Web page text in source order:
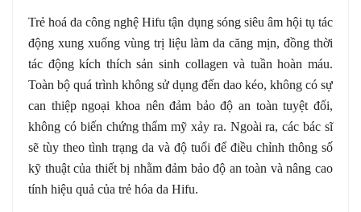
Trẻ hoá da công nghệ Hifu tận dụng sóng siêu âm hội tụ tác
động xung xuống vùng trị liệu làm da căng mịn, đồng thời
tác động kích thích sản sinh collagen và tuần hoàn máu.
Toàn bộ quá trình không sử dụng đến dao kéo, không có sự
can thiệp ngoại khoa nên đảm bảo độ an toàn tuyệt đối,
không có biến chứng thẩm mỹ xảy ra. Ngoài ra, các bác sĩ
sẽ tùy theo tình trạng da và độ tuổi để điều chỉnh thông số
kỹ thuật của thiết bị nhằm đảm bảo độ an toàn và nâng cao
tính hiệu quả của trẻ hóa da Hifu.